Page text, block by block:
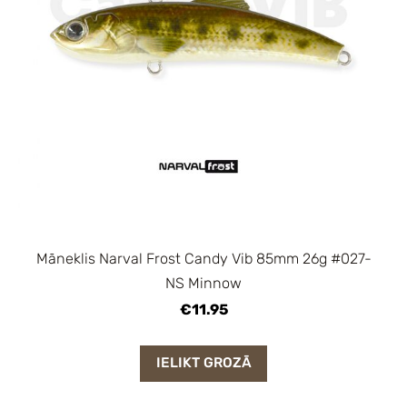
Māneklis Narval Frost Candy Vib 85mm 26g #027-
NS Minnow
€11.95
IELIKT GROZĀ